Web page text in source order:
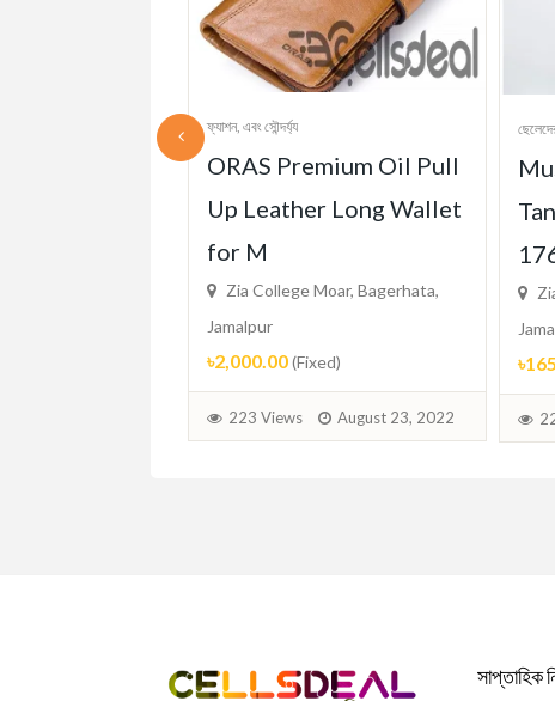
ফ্যাশন, এবং সৌন্দর্য্য
ORAS Premium Oil Pull
Up Leather Long Wallet
for M
Zia College Moar, Bagerhata,
Jamalpur
৳2,000.00(Fixed)
223 Views August 23, 2022
সাপ্তাহিক